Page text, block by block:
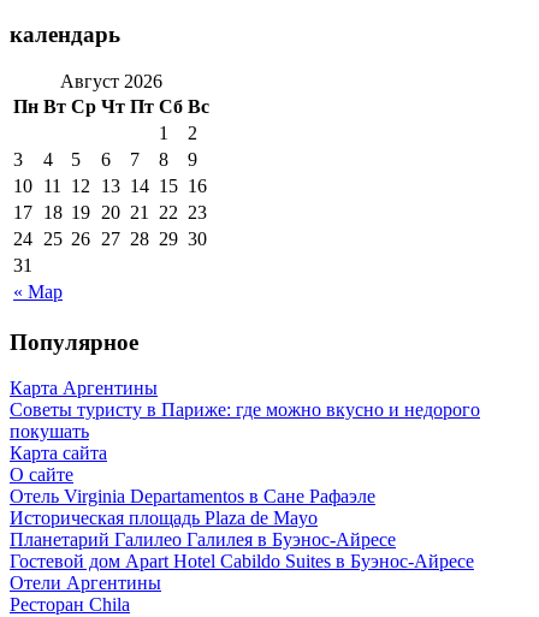
календарь
Август 2026
Пн Вт Ср Чт Пт Сб Вс
« Мар
1
2
3
4 5 6 7 8
9
10 11 12 13 14 15 16
17 18 19 20 21 22 23
24 25 26 27 28 29 30
31
Популярное
Карта Аргентины
Советы туристу в Париже: где можно вкусно и недорого
покушать
Карта сайта
О сайте
Отель Virginia Departamentos в Сане Рафаэле
Историческая площадь Plaza de Mayo
Планетарий Галилео Галилея в Буэнос-Айресе
Гостевой дом Apart Hotel Cabildo Suites в Буэнос-Айресе
Отели Аргентины
Ресторан Chila